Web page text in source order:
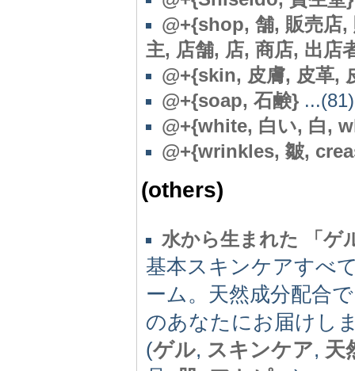
@+{shop, 舗, 販売店,
主, 店舗, 店, 商店, 出
@+{skin, 皮膚, 皮革,
@+{soap, 石鹸} ...(81)
@+{white, 白い, 白,
@+{wrinkles, 皺,
(others)
水から生まれた 「ゲ
基本スキンケアすべ
ーム。天然成分配合
のあなたにお届けし
(ゲル, スキンケア, 天